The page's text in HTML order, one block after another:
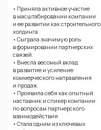
• Приняла активное участие
в масштабировании компании
и ее развитии как строительного
холдинга.
• Сыграла значимую роль
в формировании партнерских
связей.
• Внесла весомый вклад
в развитие и усиление
коммерческого направления
и продаж.
• Проявила себя как опытный
наставник и спикер компании
по вопросам партнерского
взаимодействия
• Стала одним из ключевых